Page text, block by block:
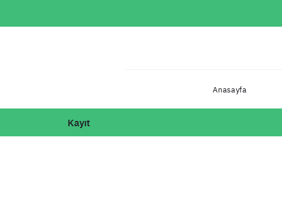
Anasayfa
Kayıt